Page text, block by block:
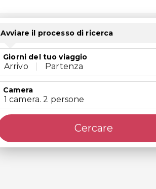
Avviare il processo di ricerca
Giorni del tuo viaggio
Arrivo Partenza
Camera
1 camera. 2 persone
Cercare